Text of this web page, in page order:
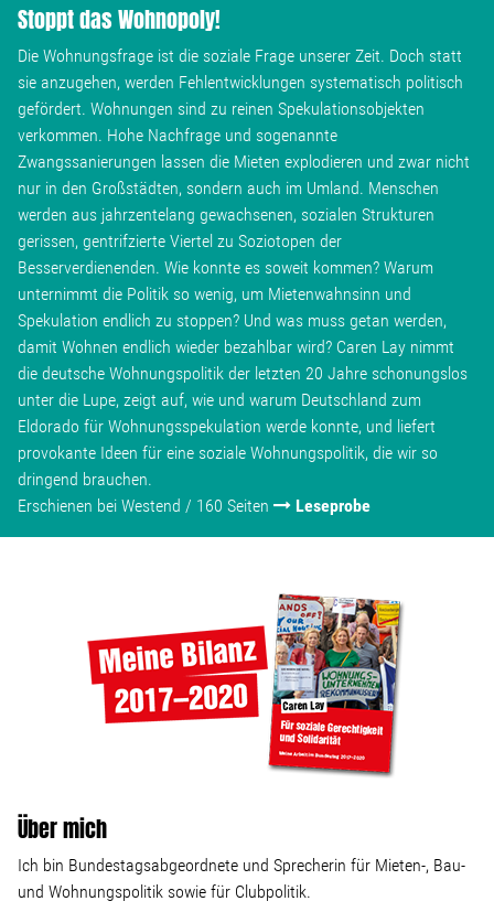
Das Buch
Leseprobe
Pressestimmen
Bestellen
Stoppt das Wohnopoly!
Die Wohnungsfrage ist die soziale Frage unserer Zeit. Doch statt
sie anzugehen, werden Fehlentwicklungen systematisch politisch
gefördert. Wohnungen sind zu reinen Spekulationsobjekten
verkommen. Hohe Nachfrage und sogenannte
Zwangssanierungen lassen die Mieten explodieren und zwar nicht
nur in den Großstädten, sondern auch im Umland. Menschen
werden aus jahrzentelang gewachsenen, sozialen Strukturen
gerissen, gentrifzierte Viertel zu Soziotopen der
Besserverdienenden. Wie konnte es soweit kommen? Warum
unternimmt die Politik so wenig, um Mietenwahnsinn und
Spekulation endlich zu stoppen? Und was muss getan werden,
damit Wohnen endlich wieder bezahlbar wird? Caren Lay nimmt
die deutsche Wohnungspolitik der letzten 20 Jahre schonungslos
unter die Lupe, zeigt auf, wie und warum Deutschland zum
Eldorado für Wohnungsspekulation werde konnte, und liefert
provokante Ideen für eine soziale Wohnungspolitik, die wir so
dringend brauchen.
Erschienen bei Westend / 160 Seiten
Leseprobe
Über mich
Ich bin Bundestagsabgeordnete und Sprecherin für Mieten-, Bau-
und Wohnungspolitik sowie für Clubpolitik.